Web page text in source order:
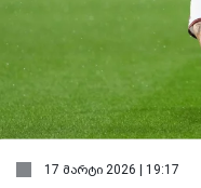
17 მარტი 2026 | 19:17